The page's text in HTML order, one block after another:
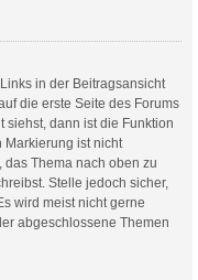
in der Beitragsansicht
die erste Seite des Forums
siehst, dann ist die Funktion
Markierung ist nicht
Thema nach oben zu
Stelle jedoch sicher,
wird meist nicht gerne
abgeschlossene Themen